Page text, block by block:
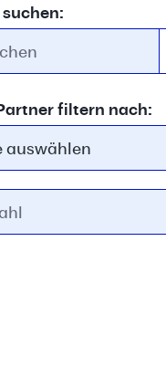
filtern nach: